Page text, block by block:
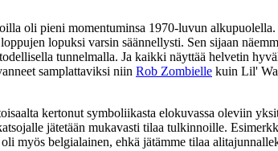
oli pieni momentuminsa 1970‑luvun alkupuolella.
lopuksi varsin säännellysti. Sen sijaan
tunnelmalla. Ja kaikki näyttää helvetin
samplattaviksi niin Rob Zombielle kuin Lil'
kertonut symboliikasta elokuvassa oleviin
jätetään mukavasti tilaa tulkinnoille.
oli myös belgialainen, ehkä jätämme tilaa